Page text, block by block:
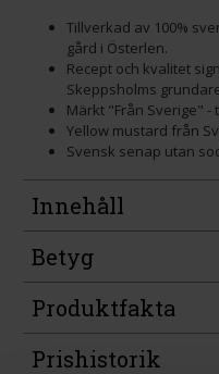
Tillverkad av 100%
gård i Österlen.
Recept och kvalitet
Skeppsholms
Märkt "Från Sverige"
Yellow mustard från
Svensk senap utan
Innehåll
Betyg
Produktfakta
Prishistorik